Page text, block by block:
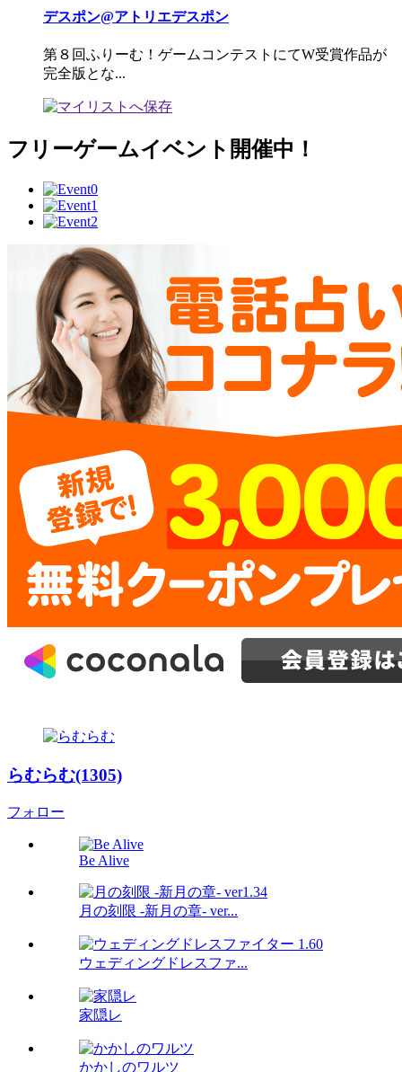
デスポン@アトリエデスポン
第８回ふりーむ！ゲームコンテストにてW受賞作品が
完全版とな...
フリーゲームイベント開催中！
らむらむ(1305)
フォロー
Be Alive
月の刻限 -新月の章- ver...
ウェディングドレスファ...
家隠レ
かかしのワルツ